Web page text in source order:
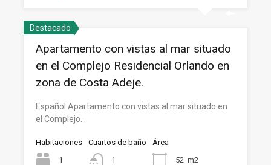
Destacado
Apartamento con vistas al mar situado
en el Complejo Residencial Orlando en
zona de Costa Adeje.
Español Apartamento con vistas al mar situado en
el Complejo…
Habitaciones
1
Cuartos de baño
1
Área
52 m2